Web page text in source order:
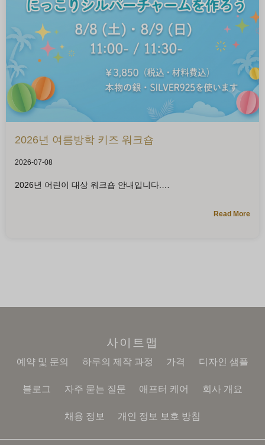
2026년 여름방학 키즈 워크숍
2026-07-08
2026년 어린이 대상 워크숍 안내입니다.
Read More
사이트맵
예약 및 문의 하루의 제작 과정 가격 디자인 샘플
블로그 자주 묻는 질문 애프터 케어 회사 개요
채용 정보 개인 정보 보호 방침